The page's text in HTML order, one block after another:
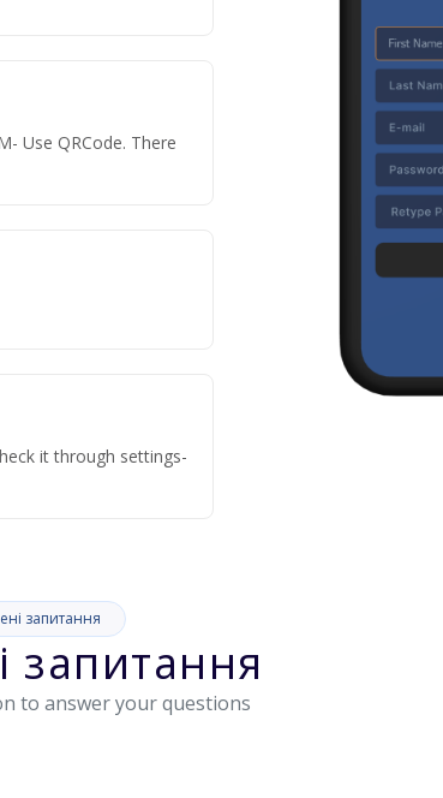
Use QRCode. There
it through settings-
запитання
запитання
to answer your questions